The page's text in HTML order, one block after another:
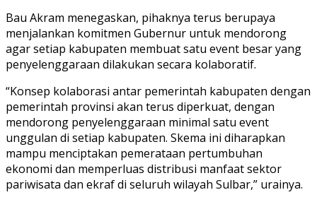
Bau Akram menegaskan, pihaknya terus berupaya
menjalankan komitmen Gubernur untuk mendorong
agar setiap kabupaten membuat satu event besar yang
penyelenggaraan dilakukan secara kolaboratif.
“Konsep kolaborasi antar pemerintah kabupaten dengan
pemerintah provinsi akan terus diperkuat, dengan
mendorong penyelenggaraan minimal satu event
unggulan di setiap kabupaten. Skema ini diharapkan
mampu menciptakan pemerataan pertumbuhan
ekonomi dan memperluas distribusi manfaat sektor
pariwisata dan ekraf di seluruh wilayah Sulbar,” urainya.